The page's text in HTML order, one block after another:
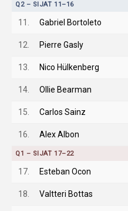
Q2 – SIJAT 11–16
11. Gabriel Bortoleto
12. Pierre Gasly
13. Nico Hülkenberg
14. Ollie Bearman
15. Carlos Sainz
16. Alex Albon
Q1 – SIJAT 17–22
17. Esteban Ocon
18. Valtteri Bottas